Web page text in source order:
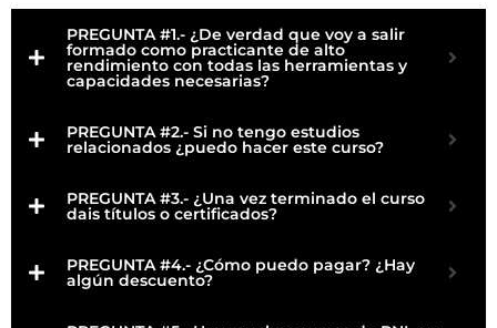
PREGUNTA #1.- ¿De verdad que voy a salir
formado como practicante de alto
rendimiento con todas las herramientas y
capacidades necesarias?
PREGUNTA #2.- Si no tengo estudios
relacionados ¿puedo hacer este curso?
PREGUNTA #3.- ¿Una vez terminado el curso
dais títulos o certificados?
PREGUNTA #4.- ¿Cómo puedo pagar? ¿Hay
algún descuento?